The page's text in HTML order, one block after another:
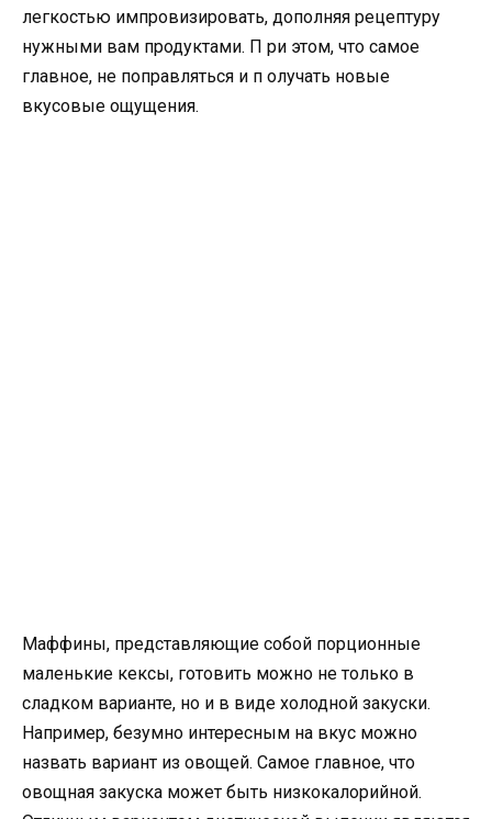
легкостью импровизировать, дополняя рецептуру
нужными вам продуктами. П ри этом, что самое
главное, не поправляться и п олучать новые
вкусовые ощущения.
Маффины, представляющие собой порционные
маленькие кексы, готовить можно не только в
сладком варианте, но и в виде холодной закуски.
Например, безумно интересным на вкус можно
назвать вариант из овощей. Самое главное, что
овощная закуска может быть низкокалорийной.